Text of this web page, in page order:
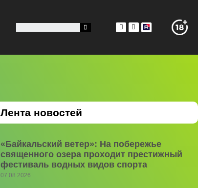
Лента новостей
«Байкальский ветер»: На побережье
священного озера проходит престижный
фестиваль водных видов спорта
07.08.2026